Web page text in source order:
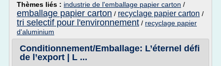
Thèmes liés : industrie de l'emballage papier carton /
emballage papier carton / recyclage papier carton /
tri selectif pour l'environnement / recyclage papier
d'aluminium
Conditionnement/Emballage: L’éternel défi
de l’export | L ...